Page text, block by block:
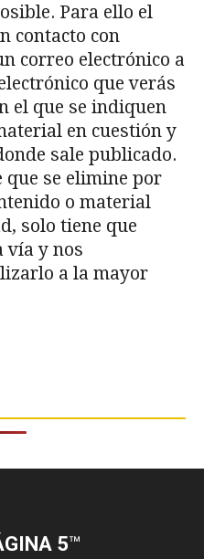
Para ello el
contacto con
correo electrónico a
que verás
el que se indiquen
en cuestión y
sale publicado.
se elimine por
o material
solo tiene que
vía y nos
a la mayor
5™